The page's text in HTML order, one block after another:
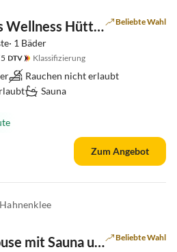
5-Sterne Blockhaus Wellness Hütte Ferienhaus Beliebte Wahl
1 Bäder
Klassifizierung
Rauchen nicht erlaubt
Sauna
Zum Angebot
Hahnenklee
Ferienhaus Tiny House mit Sauna und Kamin Beliebte Wahl